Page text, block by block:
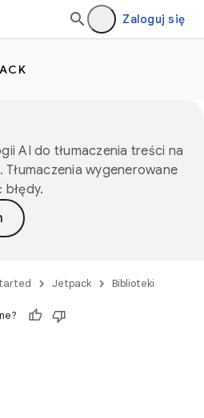
Zaloguj się
AI do tłumaczenia treści na
wygenerowane
Jetpack Biblioteki